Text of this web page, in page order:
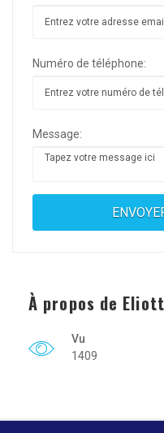
Numéro de téléphone:
Message:
À propos de
Vu
1409